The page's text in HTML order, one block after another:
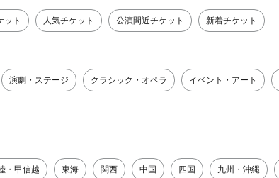
ット 人気チケット 公演間近チケット 新着チケット
演劇・ステージ クラシック・オペラ イベント・アート
・甲信越 東海 関西 中国 四国 九州・沖縄